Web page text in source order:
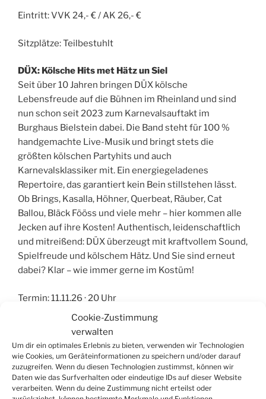
Cookie-Zustimmung
verwalten
Um dir ein optimales Erlebnis zu bieten, verwenden wir Technologien
wie Cookies, um Geräteinformationen zu speichern und/oder darauf
zuzugreifen. Wenn du diesen Technologien zustimmst, können wir
Daten wie das Surfverhalten oder eindeutige IDs auf dieser Website
verarbeiten. Wenn du deine Zustimmung nicht erteilst oder
Eintritt: VVK 24,- € / AK 26,- €
Sitzplätze: Teilbestuhlt
DÜX: Kölsche Hits met Hätz un Siel
Seit über 10 Jahren bringen DÜX kölsche
Lebensfreude auf die Bühnen im Rheinland und sind
nun schon seit 2023 zum Karnevalsauftakt im
Burghaus Bielstein dabei. Die Band steht für 100 %
handgemachte Live-Musik und bringt stets die
größten kölschen Partyhits und auch
Karnevalsklassiker mit. Ein energiegeladenes
Repertoire, das garantiert kein Bein stillstehen lässt.
Ob Brings, Kasalla, Höhner, Querbeat, Räuber, Cat
Ballou, Bläck Fööss und viele mehr – hier kommen alle
Jecken auf ihre Kosten! Authentisch, leidenschaftlich
und mitreißend: DÜX überzeugt mit kraftvollem Sound,
Spielfreude und kölschem Hätz. Und Sie sind erneut
dabei? Klar – wie immer gerne im Kostüm!
Termin: 11.11.26 · 20 Uhr
Sitzplätze: Unbestuhlt
Bademeister Schaluppke: SPASSbad
So, Sportsfreunde, die chlorreichen Tage im